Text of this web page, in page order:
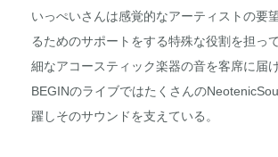
いっぺいさんは感覚的なアーティストの要
るためのサポートをする特殊な役割を担っ
細なアコースティック楽器の音を客席に届
BEGINのライブではたくさんの
躍しそのサウンドを支えている。